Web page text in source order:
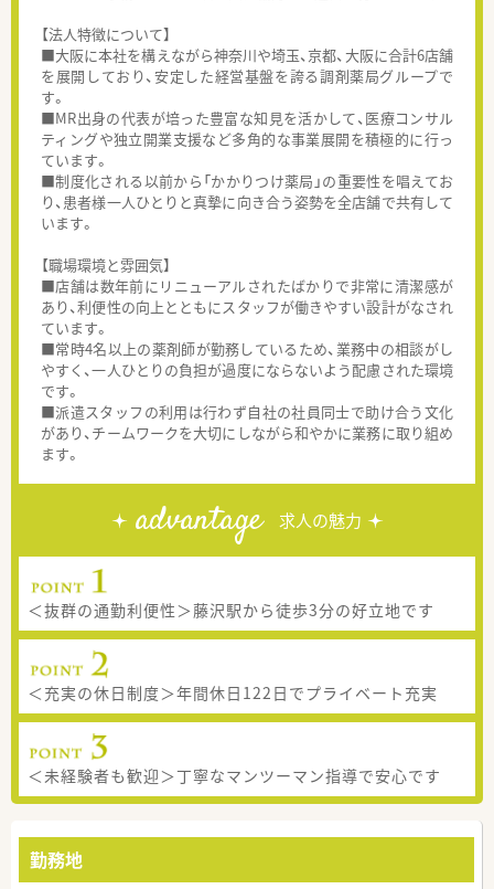
【法人特徴について】
■大阪に本社を構えながら神奈川や埼玉、京都、大阪に合計6店舗
を展開しており、安定した経営基盤を誇る調剤薬局グループで
す。
■MR出身の代表が培った豊富な知見を活かして、医療コンサル
ティングや独立開業支援など多角的な事業展開を積極的に行っ
ています。
■制度化される以前から「かかりつけ薬局」の重要性を唱えてお
り、患者様一人ひとりと真摯に向き合う姿勢を全店舗で共有して
います。
【職場環境と雰囲気】
■店舗は数年前にリニューアルされたばかりで非常に清潔感が
あり、利便性の向上とともにスタッフが働きやすい設計がなされ
ています。
■常時4名以上の薬剤師が勤務しているため、業務中の相談がし
やすく、一人ひとりの負担が過度にならないよう配慮された環境
です。
■派遣スタッフの利用は行わず自社の社員同士で助け合う文化
があり、チームワークを大切にしながら和やかに業務に取り組め
ます。
advantage 求人の魅力
＜抜群の通勤利便性＞藤沢駅から徒歩3分の好立地です
＜充実の休日制度＞年間休日122日でプライベート充実
＜未経験者も歓迎＞丁寧なマンツーマン指導で安心です
勤務地